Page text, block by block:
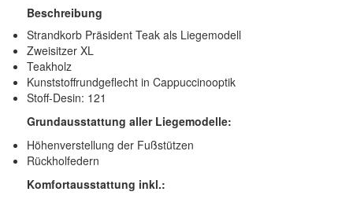
Beschreibung
Strandkorb Präsident Teak als Liegemodell
Zweisitzer XL
Teakholz
Kunststoffrundgeflecht in Cappuccinooptik
Stoff-Desin: 121
Grundausstattung aller Liegemodelle:
Höhenverstellung der Fußstützen
Rückholfedern
Komfortausstattung inkl.: